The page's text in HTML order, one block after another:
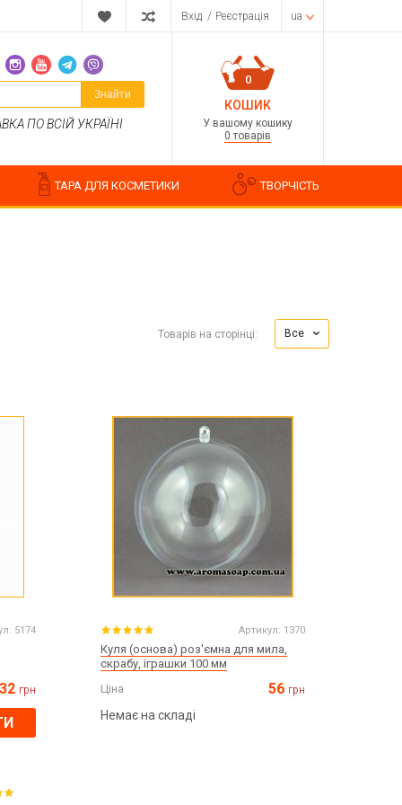
Вхід / Реєстрація ua
Знайти
ПО ВСІЙ УКРАЇНІ
0
КОШИК
У вашому кошику
0 товарів
Ароматизатори харчові
Все для аромасаше та аромадифузорів
Тара косметична опт
Мильна основа оптом
Масло для мила оптом
8 березня
ТАРА ДЛЯ КОСМЕТИКИ ТВОРЧІСТЬ
Товарів на сторінці: Все
5174
32 грн
Артикул: 1370
Куля (основа) роз'ємна для мила,
скрабу, іграшки 100 мм
Ціна
56 грн
Немає на складі